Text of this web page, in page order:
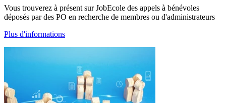
Vous trouverez à présent sur JobEcole des appels à bénévoles
déposés par des PO en recherche de membres ou d'administrateurs
Plus d'informations